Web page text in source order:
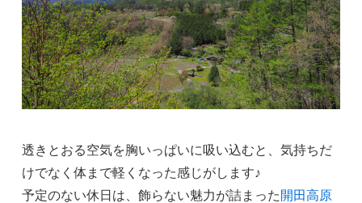
透きとおる空気を胸いっぱいに吸い込むと、気持ちだ
けでなく体まで軽くなった感じがします♪
予定のない休日は、飾らない魅力が詰まった開田高原